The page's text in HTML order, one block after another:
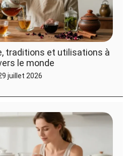
traditions et utilisations à
le monde
juillet 2026